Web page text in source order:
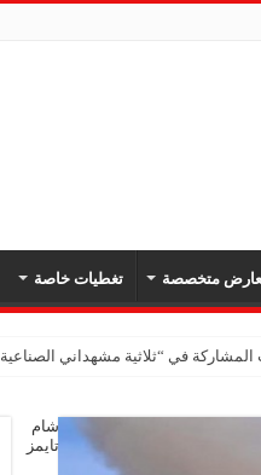
متخصصة تغطيات خاصة
في “ثلاثية مشهداني الصناعية 2026” بدمشق
شام
تايمز